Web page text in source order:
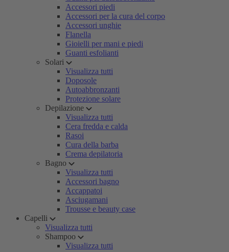
Accessori piedi
Accessori per la cura del corpo
Accessori unghie
Flanella
Gioielli per mani e piedi
Guanti esfolianti
Solari
Visualizza tutti
Doposole
Autoabbronzanti
Protezione solare
Depilazione
Visualizza tutti
Cera fredda e calda
Rasoi
Cura della barba
Crema depilatoria
Bagno
Visualizza tutti
Accessori bagno
Accappatoi
Asciugamani
Trousse e beauty case
Capelli
Visualizza tutti
Shampoo
Visualizza tutti